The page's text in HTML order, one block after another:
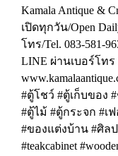
Kamala Antique &
เปิดทุกวัน/Open
โทร/Tel. 083-581-
LINE ผ่านเบอร์โทร
#ตู้โชว์ #ตู้เก็บของ
#ตู้ไม้ #ตู้กระจก #เ
#ของแต่งบ้าน #ศิลป
#teakcabinet